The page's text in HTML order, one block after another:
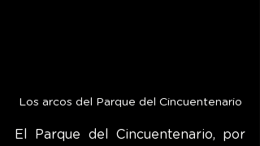
Los arcos del Parque del Cincuentenario
El Parque del Cincuentenario, por